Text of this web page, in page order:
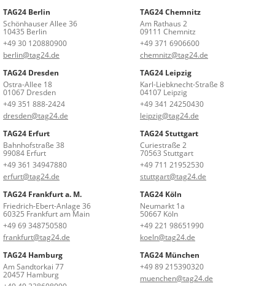
TAG24 Berlin
Schönhauser Allee 36
10435 Berlin
+49 30 120880900
berlin@tag24.de
TAG24 Chemnitz
Am Rathaus 2
09111 Chemnitz
+49 371 6906600
chemnitz@tag24.de
TAG24 Dresden
Ostra-Allee 18
01067 Dresden
+49 351 888-2424
dresden@tag24.de
TAG24 Leipzig
Karl-Liebknecht-Straße 8
04107 Leipzig
+49 341 24250430
leipzig@tag24.de
TAG24 Erfurt
Bahnhofstraße 38
99084 Erfurt
+49 361 34947880
erfurt@tag24.de
TAG24 Stuttgart
Curiestraße 2
70563 Stuttgart
+49 711 21952530
stuttgart@tag24.de
TAG24 Frankfurt a. M.
Friedrich-Ebert-Anlage 36
60325 Frankfurt am Main
+49 69 348750580
frankfurt@tag24.de
TAG24 Köln
Neumarkt 1a
50667 Köln
+49 221 98651990
koeln@tag24.de
TAG24 Hamburg
Am Sandtorkai 77
20457 Hamburg
TAG24 München
+49 89 215390320
muenchen@tag24.de